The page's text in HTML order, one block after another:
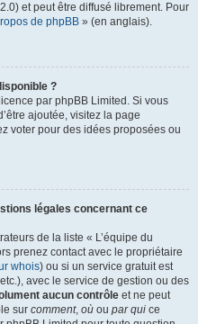
et peut être diffusé librement. Pour
de phpBB » (en anglais).
?
par phpBB Limited. Si vous
ajoutée, visitez la page
voter pour des idées proposées ou
légales concernant ce
de la liste « L’équipe du
prenez contact avec le propriétaire
whois) ou si un service gratuit est
avec le service de gestion ou des
aucun contrôle et ne peut
sur comment, où ou par qui ce